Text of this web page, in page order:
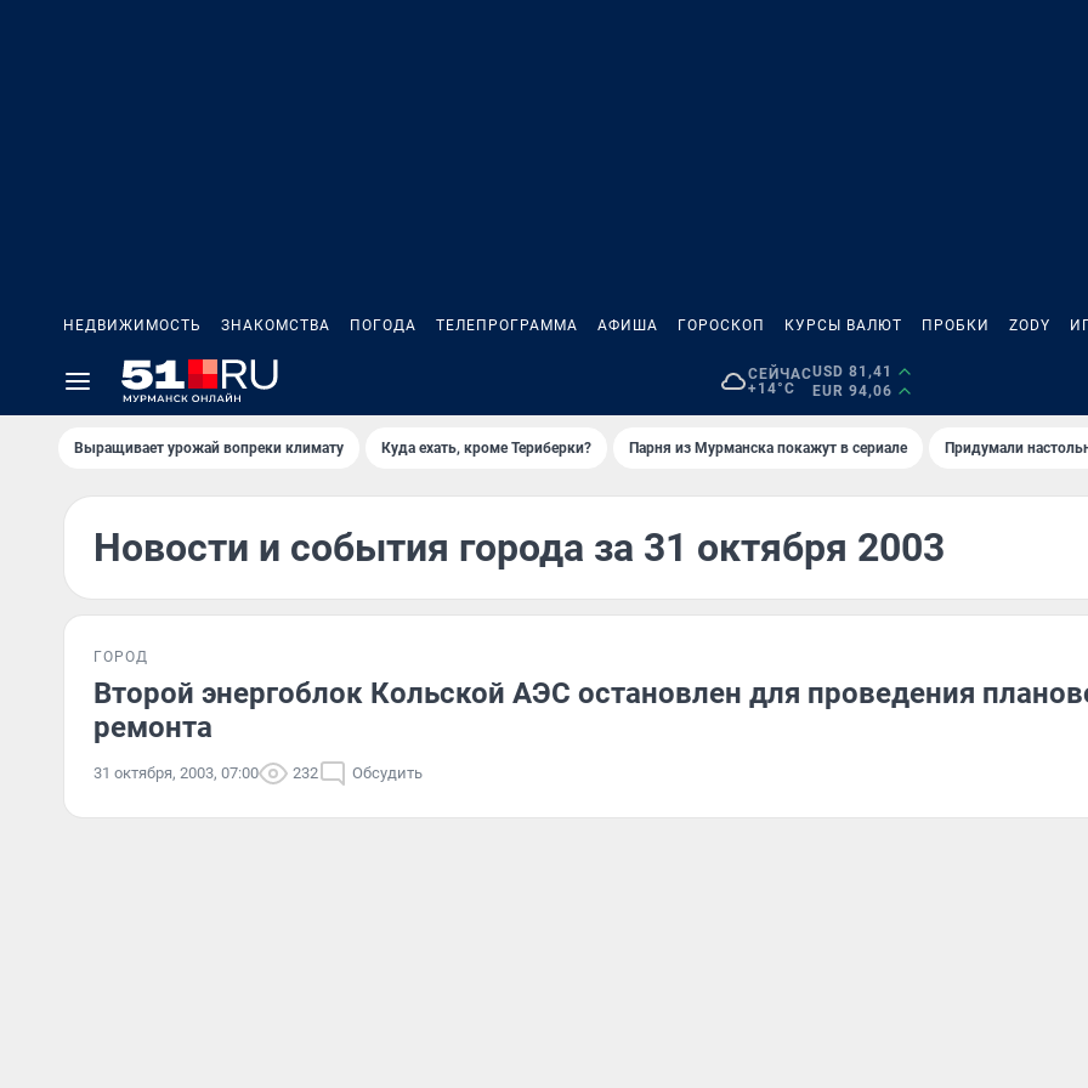
НЕДВИЖИМОСТЬ ЗНАКОМСТВА ПОГОДА ТЕЛЕПРОГРАММА АФИША ГОРОСКОП КУРСЫ ВАЛЮТ ПРОБКИ ZODY
СЕЙЧАС
+14°C
USD 81,41
EUR 94,06
Выращивает урожай вопреки климату Куда ехать, кроме Териберки? Парня из Мурманска покажут в сериале Придумали
Новости и события города за 31 октября 2003
ГОРОД
Второй энергоблок Кольской АЭС остановлен для проведения
ремонта
31 октября, 2003, 07:00 232 Обсудить